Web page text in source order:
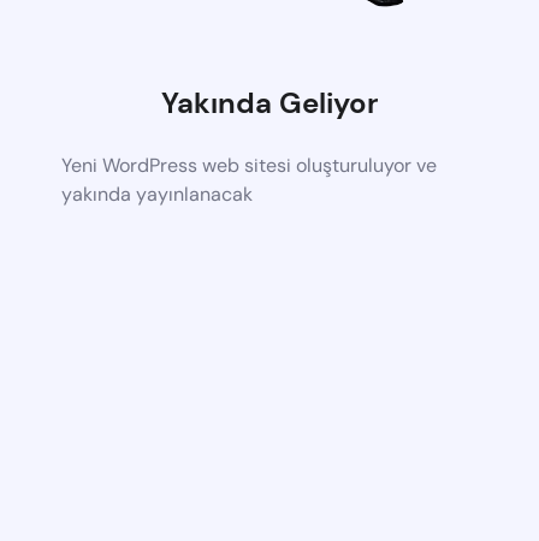
Yakında Geliyor
Yeni WordPress web sitesi oluşturuluyor ve
yakında yayınlanacak